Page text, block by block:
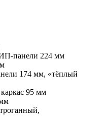
панели 224 мм
174 мм, «тёплый
95 мм